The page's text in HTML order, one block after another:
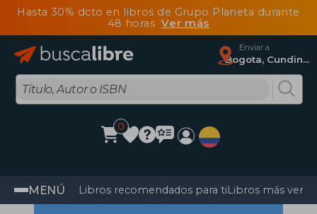
Hasta 30% dcto en libros de Grupo Planeta durante
48 horasVer más
Enviar a
Bogota, Cundinamarca
0
MENÚ Libros recomendados para tiLibros más